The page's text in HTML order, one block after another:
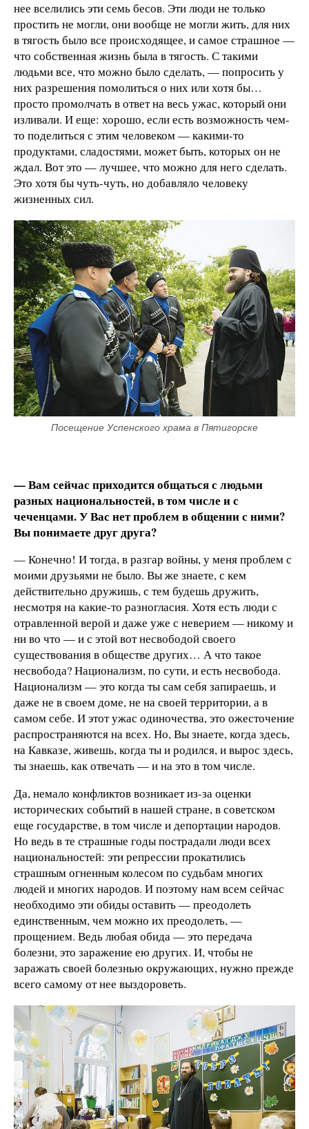
нее вселились эти семь бесов. Эти люди не только
простить не могли, они вообще не могли жить, для них
в тягость было все происходящее, и самое страшное —
что собственная жизнь была в тягость. С такими
людьми все, что можно было сделать, — попросить у
них разрешения помолиться о них или хотя бы…
просто промолчать в ответ на весь ужас, который они
изливали. И еще: хорошо, если есть возможность чем-
то поделиться с этим человеком — какими-то
продуктами, сладостями, может быть, которых он не
ждал. Вот это — лучшее, что можно для него сделать.
Это хотя бы чуть-чуть, но добавляло человеку
жизненных сил.
Посещение Успенского храма в Пятигорске
— Вам сейчас приходится общаться с людьми
разных национальностей, в том числе и с
чеченцами. У Вас нет проблем в общении с ними?
Вы понимаете друг друга?
— Конечно! И тогда, в разгар войны, у меня проблем с
моими друзьями не было. Вы же знаете, с кем
действительно дружишь, с тем будешь дружить,
несмотря на какие-то разногласия. Хотя есть люди с
отравленной верой и даже уже с неверием — никому и
ни во что — и с этой вот несвободой своего
существования в обществе других… А что такое
несвобода? Национализм, по сути, и есть несвобода.
Национализм — это когда ты сам себя запираешь, и
даже не в своем доме, не на своей территории, а в
самом себе. И этот ужас одиночества, это ожесточение
распространяются на всех. Но, Вы знаете, когда здесь,
на Кавказе, живешь, когда ты и родился, и вырос здесь,
ты знаешь, как отвечать — и на это в том числе.
Да, немало конфликтов возникает из-за оценки
исторических событий в нашей стране, в советском
еще государстве, в том числе и депортации народов.
Но ведь в те страшные годы пострадали люди всех
национальностей: эти репрессии прокатились
страшным огненным колесом по судьбам многих
людей и многих народов. И поэтому нам всем сейчас
необходимо эти обиды оставить — преодолеть
единственным, чем можно их преодолеть, —
прощением. Ведь любая обида — это передача
болезни, это заражение ею других. И, чтобы не
заражать своей болезнью окружающих, нужно прежде
всего самому от нее выздороветь.